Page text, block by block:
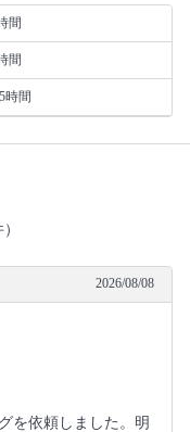
間
間
時間
2026/08/08
を依頼しました。明